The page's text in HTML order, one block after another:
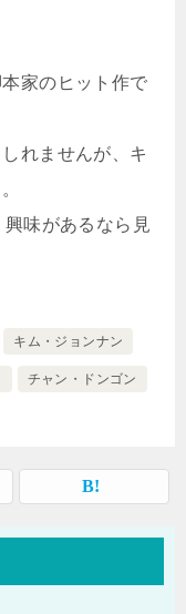
家のヒット作で
れませんが、キ
味があるなら見
キム・ジョンナン
チャン・ドンゴン